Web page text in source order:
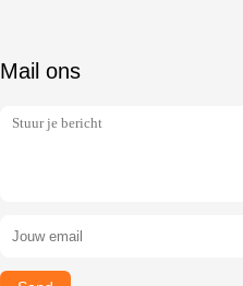
Mail ons